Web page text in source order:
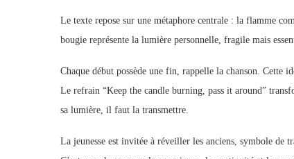
Le texte repose sur une métaphore centrale : la flamme
bougie représente la lumière personnelle, fragile mais
Chaque début possède une fin, rappelle la chanson. Cette
Le refrain “Keep the candle burning, pass it around”
sa lumière, il faut la transmettre.
La jeunesse est invitée à réveiller les anciens, symbole